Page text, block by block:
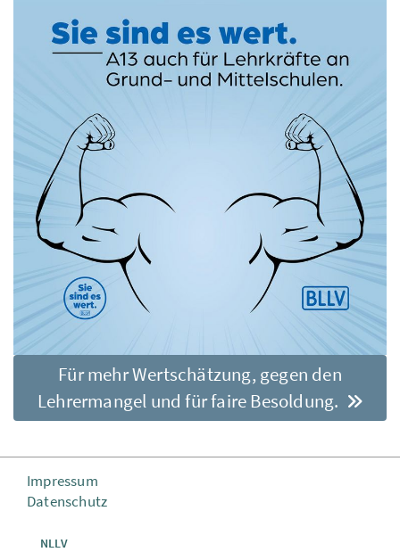
Für mehr Wertschätzung, gegen den
Lehrermangel und für faire Besoldung.
Impressum
Datenschutz
NLLV